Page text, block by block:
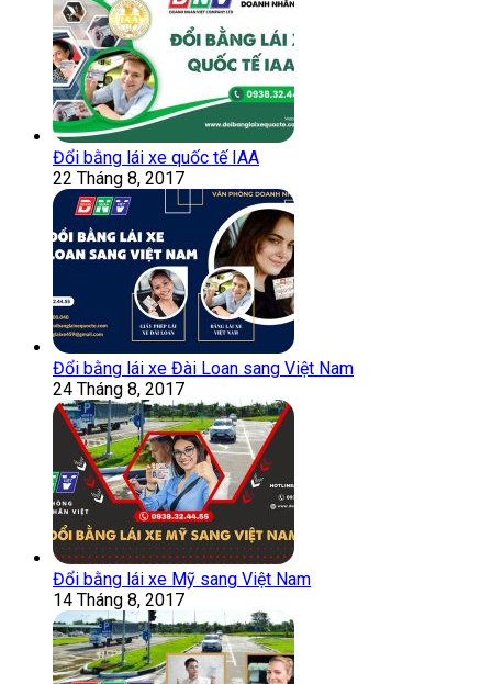
Đổi bằng lái xe quốc tế IAA
22 Tháng 8, 2017
Đổi bằng lái xe Đài Loan sang Việt Nam
24 Tháng 8, 2017
Đổi bằng lái xe Mỹ sang Việt Nam
14 Tháng 8, 2017